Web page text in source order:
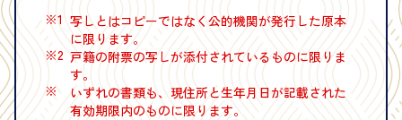
※1 写しとはコピーではなく公的機関が発行した原本
に限ります。
※2 戸籍の附票の写しが添付されているものに限りま
す。
※
いずれの書類も、現住所と生年月日が記載された
有効期限内のものに限ります。